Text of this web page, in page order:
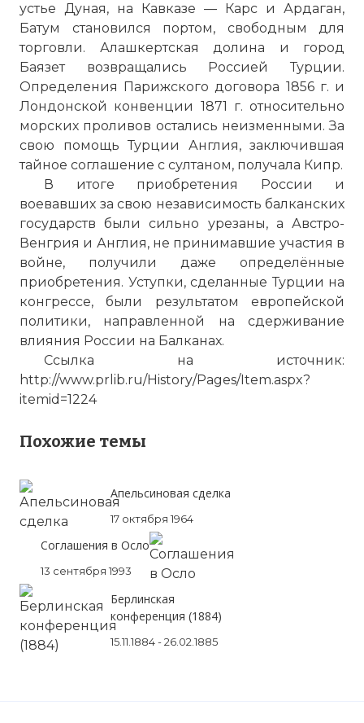
устье Дуная, на Кавказе — Карс и Ардаган,
Батум становился портом, свободным для
торговли. Алашкертская долина и город
Баязет возвращались Россией Турции.
Определения Парижского договора 1856 г. и
Лондонской конвенции 1871 г. относительно
морских проливов остались неизменными. За
свою помощь Турции Англия, заключившая
тайное соглашение с султаном, получала Кипр.
В итоге приобретения России и
воевавших за свою независимость балканских
государств были сильно урезаны, а Австро-
Венгрия и Англия, не принимавшие участия в
войне, получили даже определённые
приобретения. Уступки, сделанные Турции на
конгрессе, были результатом европейской
политики, направленной на сдерживание
влияния России на Балканах.
Ссылка на источник:
http://www.prlib.ru/History/Pages/Item.aspx?
itemid=1224
Похожие темы
Апельсиновая сделка
17 октября 1964
Соглашения в Осло
13 сентября 1993
Берлинская
конференция (1884)
15.11.1884 - 26.02.1885
Treaty of Berlin (1878)
Имя:
Комментарий:
Проверочный код: